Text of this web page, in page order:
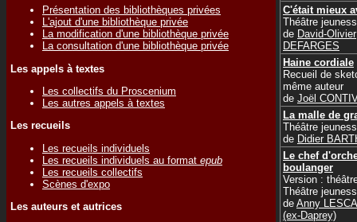
Présentation des bibliothèques privées
L'ajout d'une bibliothèque privée
La modification d'une bibliothèque privée
La consultation d'une bibliothèque privée
Les appels à textes
Les collectifs du Proscenium
Les autres appels à textes
Les recueils
Les recueils individuels
Les recueils individuels au format epub
Les recueils collectifs
Scènes d'expo
Les auteurs et autrices
C'était mieux
Théâtre
de David-Olivier
DEFARGES
Haine cordiale
Recueil de
même auteur
de Joël
La malle de
Théâtre
de Didier
Le chef
boulanger
Version :
Théâtre
de Anny
(ex-Daprey)